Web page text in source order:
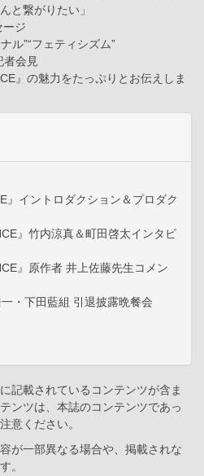
と繋がりたい」
ージ
ル”“フェティシズム”
者会見
』の魅力をたっぷりとお伝えしま
』イントロダクション＆プロダク
』竹内涼真＆町田啓太インタビ
』原作者 井上佐藤先生コメン
・下田藍組 引退披露晩餐会
記載されているコンテンツが含ま
ンツは、本誌のコンテンツであっ
意ください。
が一部異なる場合や、掲載されな
。